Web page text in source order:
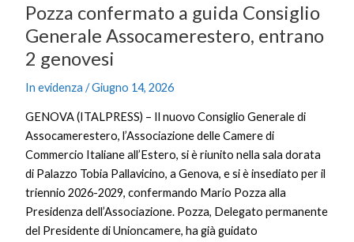
Pozza confermato a guida Consiglio
Generale Assocamerestero, entrano
2 genovesi
In evidenza /Giugno 14, 2026
GENOVA (ITALPRESS) – Il nuovo Consiglio Generale di
Assocamerestero, l’Associazione delle Camere di
Commercio Italiane all’Estero, si è riunito nella sala dorata
di Palazzo Tobia Pallavicino, a Genova, e si è insediato per il
triennio 2026-2029, confermando Mario Pozza alla
Presidenza dell’Associazione. Pozza, Delegato permanente
del Presidente di Unioncamere, ha già guidato